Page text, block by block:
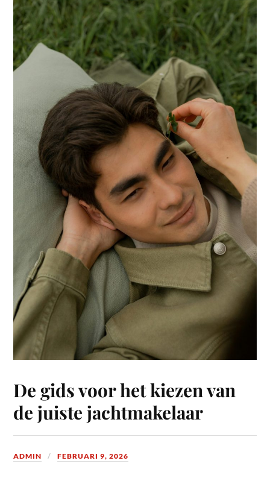
De gids voor het kiezen van
de juiste jachtmakelaar
ADMIN FEBRUARI 9, 2026